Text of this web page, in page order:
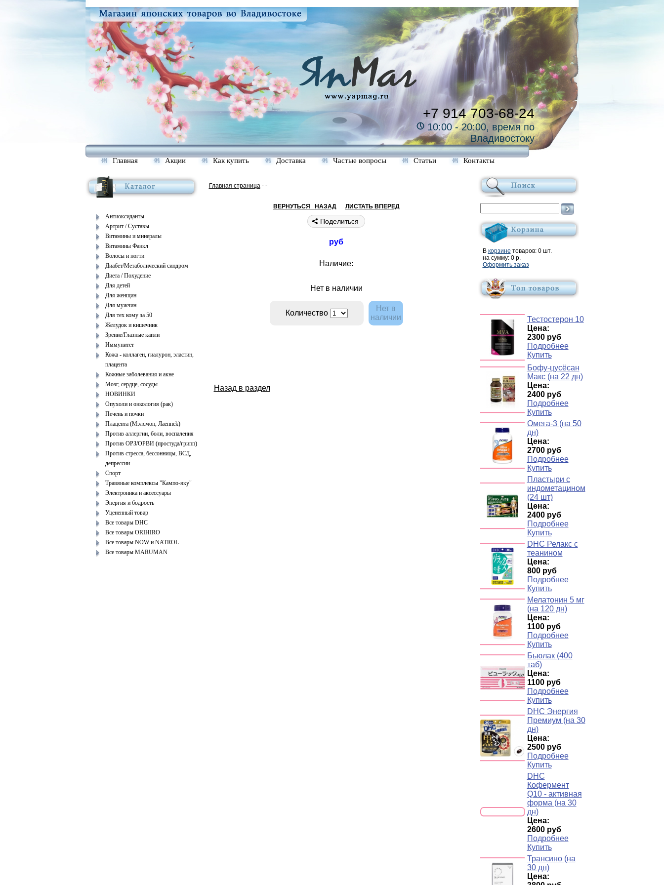
+7 914 703-68-24
10:00 - 20:00, время по
Владивостоку
Главная Акции Как купить Доставка Частые вопросы Статьи Контакты
Антиоксиданты
Артрит / Суставы
Витамины и минералы
Витамины Фанкл
Волосы и ногти
Диабет/Метаболический синдром
Диета / Похудение
Для детей
Для женщин
Для мужчин
Для тех кому за 50
Желудок и кишечник
Зрение/Глазные капли
Иммунитет
Кожа - коллаген, гиалурон, эластин,
плацента
Кожные заболевания и акне
Мозг, сердце, сосуды
НОВИНКИ
Опухоли и онкология (рак)
Печень и почки
Плацента (Мэлcмoн, Лaеннеk)
Против аллергии, боли, воспаления
Против ОРЗ/ОРВИ (простуда/грипп)
Против стресса, бессонницы, ВСД,
депрессии
Спорт
Травяные комплексы "Кампо-яку"
Электроника и аксессуары
Энергия и бодрость
Уцененный товар
Все товары DHC
Все товары ORIHIRO
Все товары NOW и NATROL
Все товары MARUMAN
Главная страница- -
ВЕРНУТЬСЯ НАЗАД ЛИСТАТЬ ВПЕРЕД
Поделиться
руб
Наличие:
Нет в наличии
Количество
Нет в
наличии
Назад в раздел
В корзине товаров: 0 шт.
на сумму: 0 р.
Оформить заказ
Тестостерон 10
Цена:
2300 руб
Подробнее
Купить
Бофу-цусёсан
Макс (на 22 дн)
Цена:
2400 руб
Подробнее
Купить
Омега-3 (на 50
дн)
Цена:
2700 руб
Подробнее
Купить
Пластыри с
индометацином
(24 шт)
Цена:
2400 руб
Подробнее
Купить
DHC Релакс с
теанином
Цена:
800 руб
Подробнее
Купить
Мелатонин 5 мг
(на 120 дн)
Цена:
1100 руб
Подробнее
Купить
Бьюлак (400
таб)
Цена:
1100 руб
Подробнее
Купить
DHC Энергия
Премиум (на 30
дн)
Цена:
2500 руб
Подробнее
Купить
DHC
Кофермент
Q10 - активная
форма (на 30
дн)
Цена:
2600 руб
Подробнее
Купить
Трансино (на
30 дн)
Цена: